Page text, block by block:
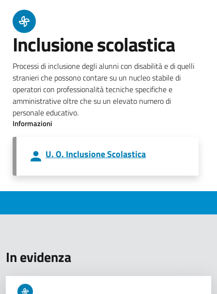
Inclusione scolastica
Processi di inclusione degli alunni con disabilità e di quelli
stranieri che possono contare su un nucleo stabile di
operatori con professionalità tecniche specifiche e
amministrative oltre che su un elevato numero di
personale educativo.
Informazioni
U. O. Inclusione Scolastica
In evidenza